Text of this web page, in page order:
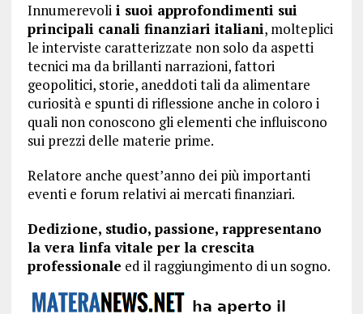
Innumerevolii suoi approfondimenti sui
principali canali finanziari italiani, molteplici
le interviste caratterizzate non solo da aspetti
tecnici ma da brillanti narrazioni, fattori
geopolitici, storie, aneddoti tali da alimentare
curiosità e spunti di riflessione anche in coloro i
quali non conoscono gli elementi che influiscono
sui prezzi delle materie prime.
Relatore anche quest’anno dei più importanti
eventi e forum relativi ai mercati finanziari.
Dedizione, studio, passione, rappresentano
la vera linfa vitale per la crescita
professionale ed il raggiungimento di un sogno.